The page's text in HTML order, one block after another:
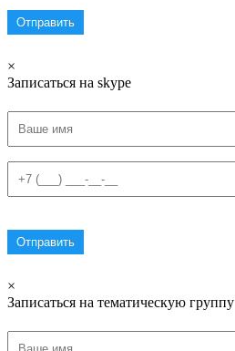
×
Записаться на skype
×
Записаться на тематическую группу